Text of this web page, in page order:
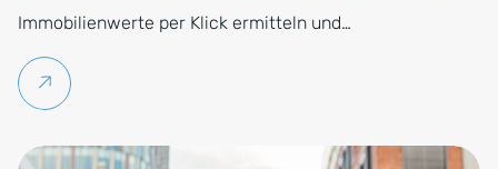
Immobilienwerte per Klick ermitteln und…
Weiterlesen